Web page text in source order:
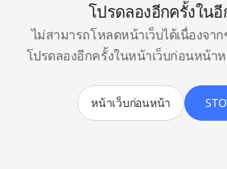
โปรดลองอีกครั้งใน
ไม่สามารถโหลดหน้าเว็บได้เนื่องจา
โปรดลองอีกครั้งในหน้าเว็บก่อนหน้าห
หน้าเว็บก่อนหน้า